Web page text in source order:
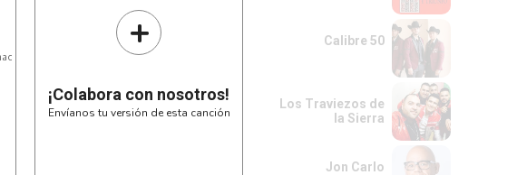
+
¡Colabora con nosotros!
Envíanos tu versión de esta canción
Calibre 50
Los Traviezos de
la Sierra
Jon Carlo